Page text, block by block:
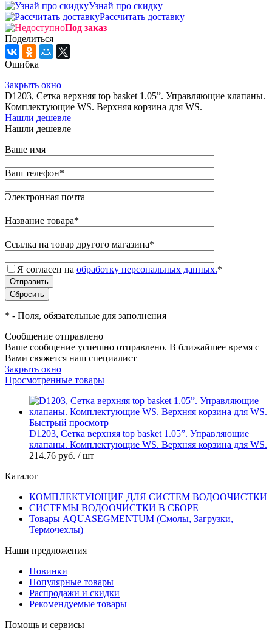
Узнай про скидку
Рассчитать доставку
Под заказ
Поделиться
Ошибка
Закрыть окно
D1203, Сетка верхняя top basket 1.05”. Управляющие клапаны.
Комплектующие WS. Верхняя корзина для WS.
Нашли дешевле
Нашли дешевле
Ваше имя
Ваш телефон*
Электронная почта
Название товара*
Ссылка на товар другого магазина*
Я согласен на обработку персональных данных.*
* - Поля, обязательные для заполнения
Сообщение отправлено
Ваше сообщение успешно отправлено. В ближайшее время с
Вами свяжется наш специалист
Закрыть окно
Просмотренные товары
Быстрый просмотр
D1203, Сетка верхняя top basket 1.05”. Управляющие
клапаны. Комплектующие WS. Верхняя корзина для WS.
214.76 руб. / шт
Каталог
КОМПЛЕКТУЮЩИЕ ДЛЯ СИСТЕМ ВОДООЧИСТКИ
СИСТЕМЫ ВОДООЧИСТКИ В СБОРЕ
Товары AQUASEGMENTUM (Смолы, Загрузки,
Термочехлы)
Наши предложения
Новинки
Популярные товары
Распродажи и скидки
Рекомендуемые товары
Помощь и сервисы